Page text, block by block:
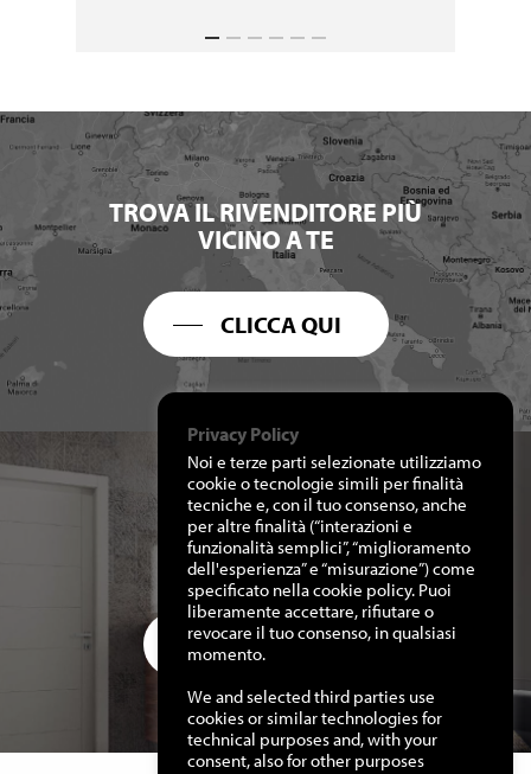
TROVA IL RIVENDITORE PIÙ
VICINO A TE
CLICCA QUI
RICHIEDI I NOSTRI
CATALOGHI
CLICCA QUI
Privacy Policy
Noi e terze parti selezionate utilizziamo
cookie o tecnologie simili per finalità
tecniche e, con il tuo consenso, anche
per altre finalità (“interazioni e
funzionalità semplici”, “miglioramento
dell'esperienza” e “misurazione”) come
specificato nella cookie policy. Puoi
liberamente accettare, rifiutare o
revocare il tuo consenso, in qualsiasi
momento.
We and selected third parties use
cookies or similar technologies for
technical purposes and, with your
consent, also for other purposes